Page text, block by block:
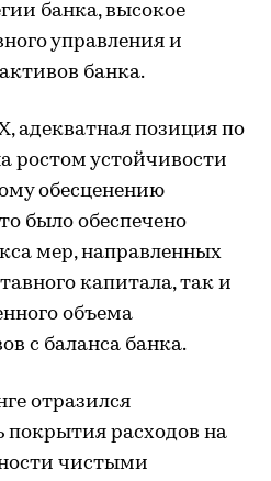
банка, высокое
управления и
банка.
адекватная позиция по
ростом устойчивости
обесценению
было обеспечено
мер, направленных
капитала, так и
объема
с баланса банка.
отразился
расходов на
чистыми